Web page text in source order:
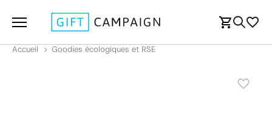
Accueil Goodies écologiques et RSE